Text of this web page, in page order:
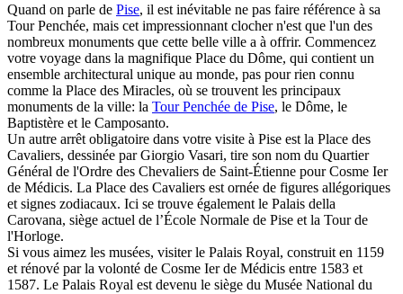
Quand on parle de Pise, il est inévitable ne pas faire référence à sa
Tour Penchée, mais cet impressionnant clocher n'est que l'un des
nombreux monuments que cette belle ville a à offrir. Commencez
votre voyage dans la magnifique Place du Dôme, qui contient un
ensemble architectural unique au monde, pas pour rien connu
comme la Place des Miracles, où se trouvent les principaux
monuments de la ville: la Tour Penchée de Pise, le Dôme, le
Baptistère et le Camposanto.
Un autre arrêt obligatoire dans votre visite à Pise est la Place des
Cavaliers, dessinée par Giorgio Vasari, tire son nom du Quartier
Général de l'Ordre des Chevaliers de Saint-Étienne pour Cosme Ier
de Médicis. La Place des Cavaliers est ornée de figures allégoriques
et signes zodiacaux. Ici se trouve également le Palais della
Carovana, siège actuel de l’École Normale de Pise et la Tour de
l'Horloge.
Si vous aimez les musées, visiter le Palais Royal, construit en 1159
et rénové par la volonté de Cosme Ier de Médicis entre 1583 et
1587. Le Palais Royal est devenu le siège du Musée National du